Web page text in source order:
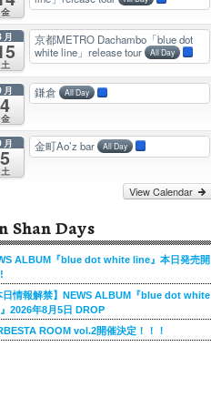
金
月
土
京都METRO Dachambo「blue dot
white line」release tour All Day
月
4
金
鎌倉 All Day
月
5
土
金町Ao’z bar All Day
View Calendar
Shan Days
ALBUM『blue dot white line』本日発売開
日情報解禁】NEWS ALBUM『blue dot white
2026年8月5日 DROP
ROOM vol.2開催決定！！！